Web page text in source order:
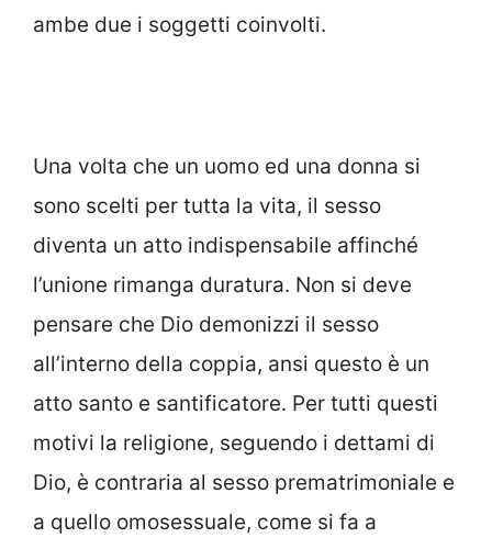
ambe due i soggetti coinvolti.
Una volta che un uomo ed una donna si
sono scelti per tutta la vita, il sesso
diventa un atto indispensabile affinché
l’unione rimanga duratura. Non si deve
pensare che Dio demonizzi il sesso
all’interno della coppia, ansi questo è un
atto santo e santificatore. Per tutti questi
motivi la religione, seguendo i dettami di
Dio, è contraria al sesso prematrimoniale e
a quello omosessuale, come si fa a